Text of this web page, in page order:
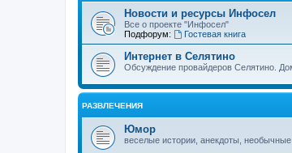
Новости и ресурсы Инфосел
Все о проекте "Инфосел"
Подфорум:
Гостевая книга
Интернет в Селятино
Обсуждение провайдеров Селятино.
РАЗВЛЕЧЕНИЯ
Юмор
веселые истории, анекдоты,